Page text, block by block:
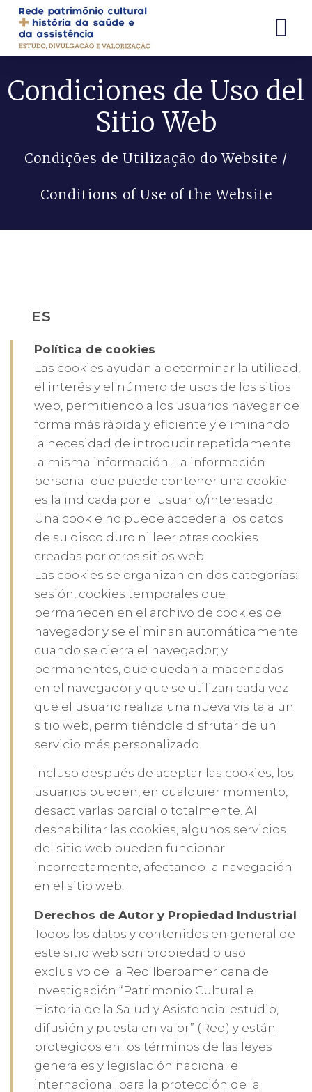
Condiciones de Uso del
Sitio Web
Condições de Utilização do Website /
Conditions of Use of the Website
ES
Política de cookies
Las cookies ayudan a determinar la utilidad,
el interés y el número de usos de los sitios
web, permitiendo a los usuarios navegar de
forma más rápida y eficiente y eliminando
la necesidad de introducir repetidamente
la misma información. La información
personal que puede contener una cookie
es la indicada por el usuario/interesado.
Una cookie no puede acceder a los datos
de su disco duro ni leer otras cookies
creadas por otros sitios web.
Las cookies se organizan en dos categorías:
sesión, cookies temporales que
permanecen en el archivo de cookies del
navegador y se eliminan automáticamente
cuando se cierra el navegador; y
permanentes, que quedan almacenadas
en el navegador y que se utilizan cada vez
que el usuario realiza una nueva visita a un
sitio web, permitiéndole disfrutar de un
servicio más personalizado.
Incluso después de aceptar las cookies, los
usuarios pueden, en cualquier momento,
desactivarlas parcial o totalmente. Al
deshabilitar las cookies, algunos servicios
del sitio web pueden funcionar
incorrectamente, afectando la navegación
en el sitio web.
Derechos de Autor y Propiedad Industrial
Todos los datos y contenidos en general de
este sitio web son propiedad o uso
exclusivo de la Red Iberoamericana de
Investigación “Patrimonio Cultural e
Historia de la Salud y Asistencia: estudio,
difusión y puesta en valor” (Red) y están
protegidos en los términos de las leyes
generales y legislación nacional e
internacional para la protección de la